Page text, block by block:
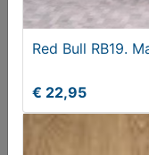
Boerenbont diverse
€ 22,95